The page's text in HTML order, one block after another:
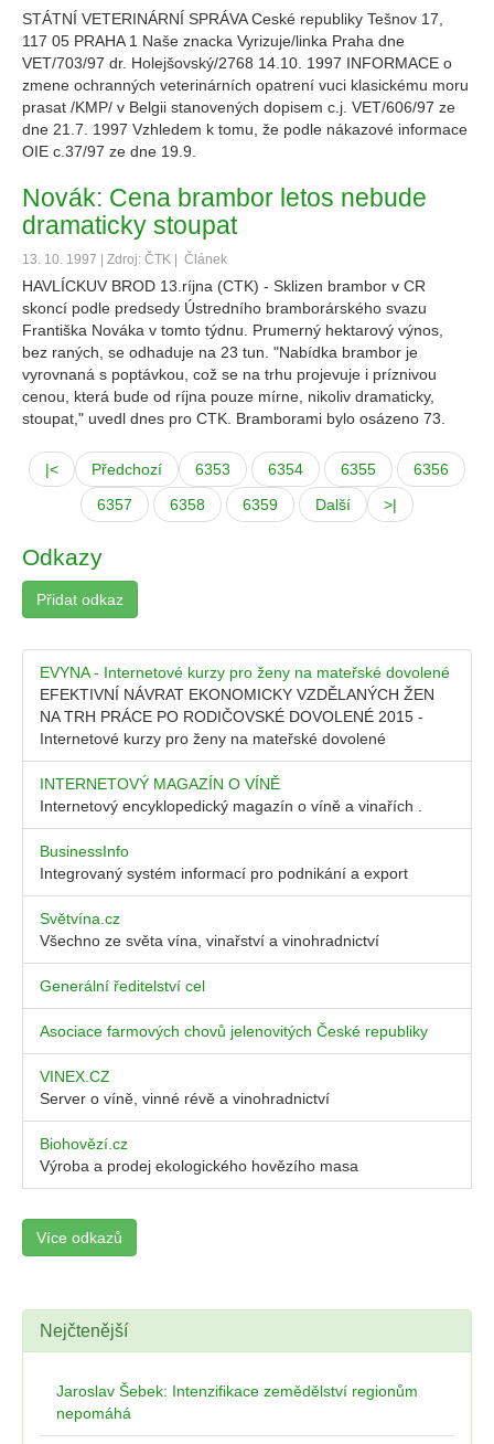
STÁTNÍ VETERINÁRNÍ SPRÁVA Ceské republiky Tešnov 17,
117 05 PRAHA 1 Naše znacka Vyrizuje/linka Praha dne
VET/703/97 dr. Holejšovský/2768 14.10. 1997 INFORMACE o
zmene ochranných veterinárních opatrení vuci klasickému moru
prasat /KMP/ v Belgii stanovených dopisem c.j. VET/606/97 ze
dne 21.7. 1997 Vzhledem k tomu, že podle nákazové informace
OIE c.37/97 ze dne 19.9.
Novák: Cena brambor letos nebude
dramaticky stoupat
13. 10. 1997 | Zdroj: ČTK | Článek
HAVLÍCKUV BROD 13.ríjna (CTK) - Sklizen brambor v CR
skoncí podle predsedy Ústredního bramborárského svazu
Františka Nováka v tomto týdnu. Prumerný hektarový výnos,
bez raných, se odhaduje na 23 tun. "Nabídka brambor je
vyrovnaná s poptávkou, což se na trhu projevuje i príznivou
cenou, která bude od ríjna pouze mírne, nikoliv dramaticky,
stoupat," uvedl dnes pro CTK. Bramborami bylo osázeno 73.
|< Předchozí 6353 6354 6355
6356
6357
6358 6359 Další >|
Odkazy
Přidat odkaz
EVYNA - Internetové kurzy pro ženy na mateřské dovolené
EFEKTIVNÍ NÁVRAT EKONOMICKY VZDĚLANÝCH ŽEN
NA TRH PRÁCE PO RODIČOVSKÉ DOVOLENÉ 2015 -
Internetové kurzy pro ženy na mateřské dovolené
INTERNETOVÝ MAGAZÍN O VÍNĚ
Internetový encyklopedický magazín o víně a vinařích .
BusinessInfo
Integrovaný systém informací pro podnikání a export
Světvína.cz
Všechno ze světa vína, vinařství a vinohradnictví
Generální ředitelství cel
Asociace farmových chovů jelenovitých České republiky
VINEX.CZ
Server o víně, vinné révě a vinohradnictví
Biohovězí.cz
Výroba a prodej ekologického hovězího masa
Více odkazů
Nejčtenější
Jaroslav Šebek: Intenzifikace zemědělství regionům
nepomáhá